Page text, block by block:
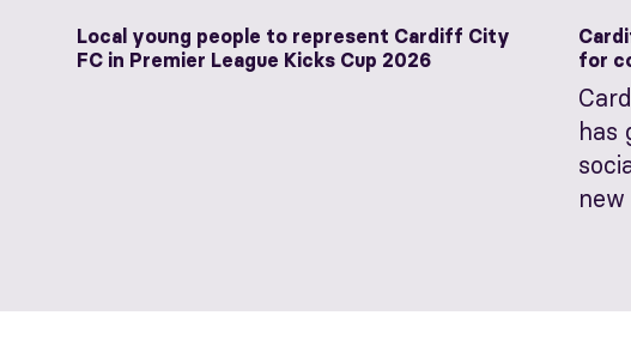
Local young people to represent Cardiff City
FC in Premier League Kicks Cup 2026
for
has